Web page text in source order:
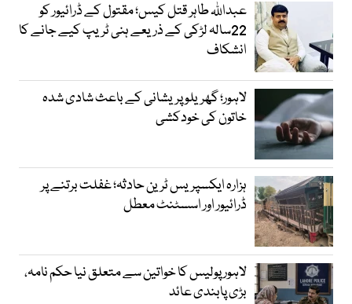
عبداللہ طاہر قتل کیس؛ مقتول کے ڈرائیور کو
22سالہ لڑکی کے ذریعے ہنی ٹریپ کیے جانے کا
انشکاف
لاہور؛ گھریلو پریشانی کے باعث شادی شدہ
خاتون کی خودکشی
ہزارہ ایکسپریس ٹرین حادثہ؛ غفلت برتنے پر
ڈرائیور اور اسسٹنٹ معطل
لاہور پولیس کا خواتین سے متعلق نیا حکم نامہ،
بڑی پابندی عائد